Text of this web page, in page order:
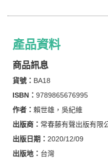
產品資料
商品訊息
貨號： BA18
ISBN： 9789865676995
作者： 賴世雄，吳紀維
出版商： 常春藤有聲出版有限
出版日期： 2020/12/09
出版地： 台灣